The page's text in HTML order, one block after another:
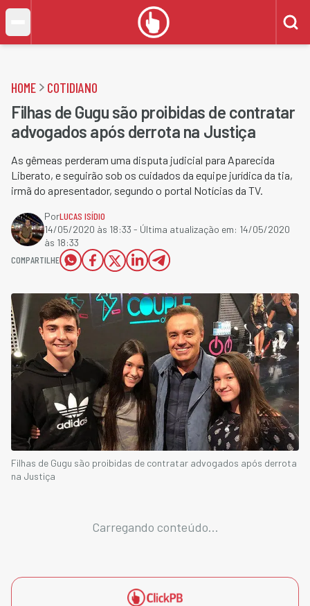
HOME COTIDIANO
Filhas de Gugu são proibidas de contratar
advogados após derrota na Justiça
As gêmeas perderam uma disputa judicial para Aparecida
Liberato, e seguirão sob os cuidados da equipe jurídica da tia,
irmã do apresentador, segundo o portal Notícias da TV.
PorLUCAS ISÍDIO
14/05/2020 às 18:33 - Última atualização em: 14/05/2020
às 18:33
COMPARTILHE
Filhas de Gugu são proibidas de contratar advogados após derrota
na Justiça
Carregando conteúdo...